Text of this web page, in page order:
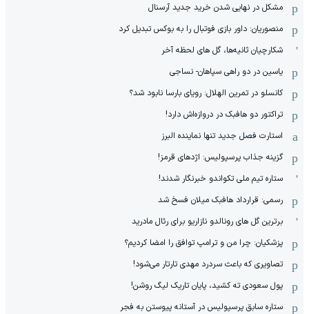
مشکل در نهایی شدن خرید جدید آرسنال
منصوریان: داور بازی فوتبال را به بوکس تبدیل کرد
شکارچیان ثانیه‌ها، گل های لحظه آخر
یاسین در دو راهی سپاهان- نساجی
کانسلو در تمرین الهلال: رویای بارسا نابود شد؟
تراکتور دو هافبک در دروازه‌اش دارد!
استارت فصل جدید تنها نماینده البرز
گزینه جذاب پرسپولیس: اژدهای قرمز!
ستاره تیم ملی تکواندو خبرنگار شدند!
رسمی: قرارداد هافبک میلان فسخ شد
برترین گل های رونالدو نازاریو برای رئال مادرید
پزشکیان: چرا من و ترامپ توافق را امضا کردیم؟
تصاویری که باعث سردرد مهدی تارتار می‌شود!
پول سعودی ته کشید، پایان تاریک لیگ روشن!
ستاره سابق پرسپولیس در آستانه پیوستن به فجر